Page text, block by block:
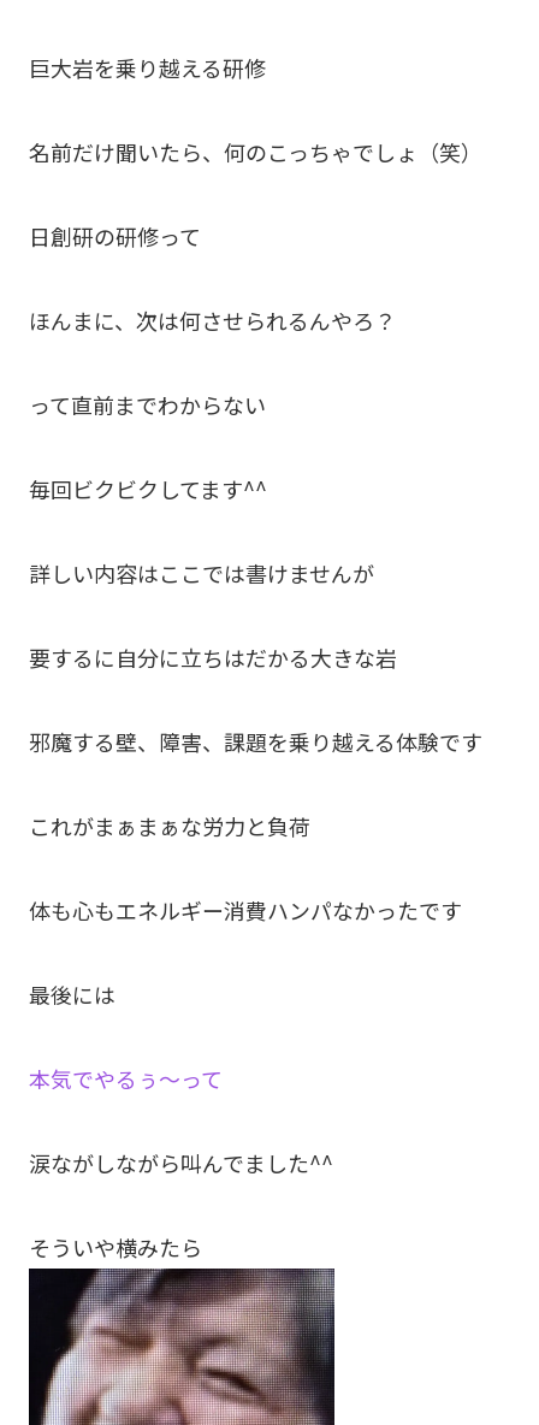
巨大岩を乗り越える研修
名前だけ聞いたら、何のこっちゃでしょ（笑）
日創研の研修って
ほんまに、次は何させられるんやろ？
って直前までわからない
毎回ビクビクしてます^^
詳しい内容はここでは書けませんが
要するに自分に立ちはだかる大きな岩
邪魔する壁、障害、課題を乗り越える体験です
これがまぁまぁな労力と負荷
体も心もエネルギー消費ハンパなかったです
最後には
本気でやるぅ～って
涙ながしながら叫んでました^^
そういや横みたら